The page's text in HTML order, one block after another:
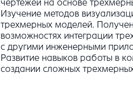
чертежей на основе
Изучение методов
трехмерных моделей.
возможностях интеграции
с другими инженерными
Развитие навыков работы в
создании сложных